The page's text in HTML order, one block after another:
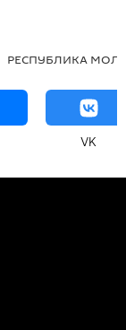
РЕСПУБЛИКА
VK